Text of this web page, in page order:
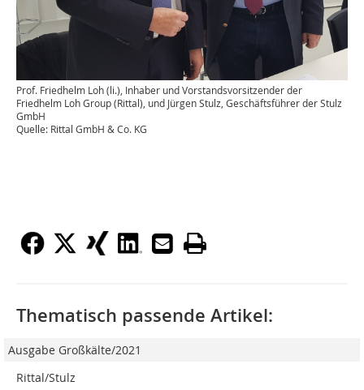
Prof. Friedhelm Loh (li.), Inhaber und Vorstandsvorsitzender der
Friedhelm Loh Group (Rittal), und Jürgen Stulz, Geschäftsführer der Stulz
GmbH
Quelle: Rittal GmbH & Co. KG
Thematisch passende Artikel:
Ausgabe Großkälte/2021
Rittal/Stulz